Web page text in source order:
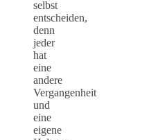
selbst
entscheiden,
denn
jeder
hat
eine
andere
Vergangenheit
und
eine
eigene